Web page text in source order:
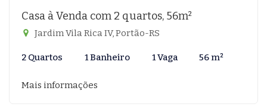
Casa à Venda com 2 quartos, 56m²
Jardim Vila Rica IV, Portão-RS
2 Quartos 1 Banheiro 1 Vaga 56 m²
Mais informações